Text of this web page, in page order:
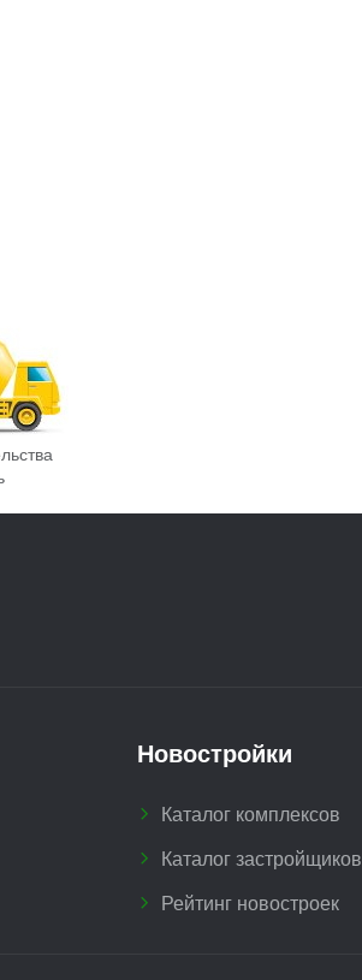
Новостройки
Каталог комплексов
Каталог застройщиков
Рейтинг новостроек